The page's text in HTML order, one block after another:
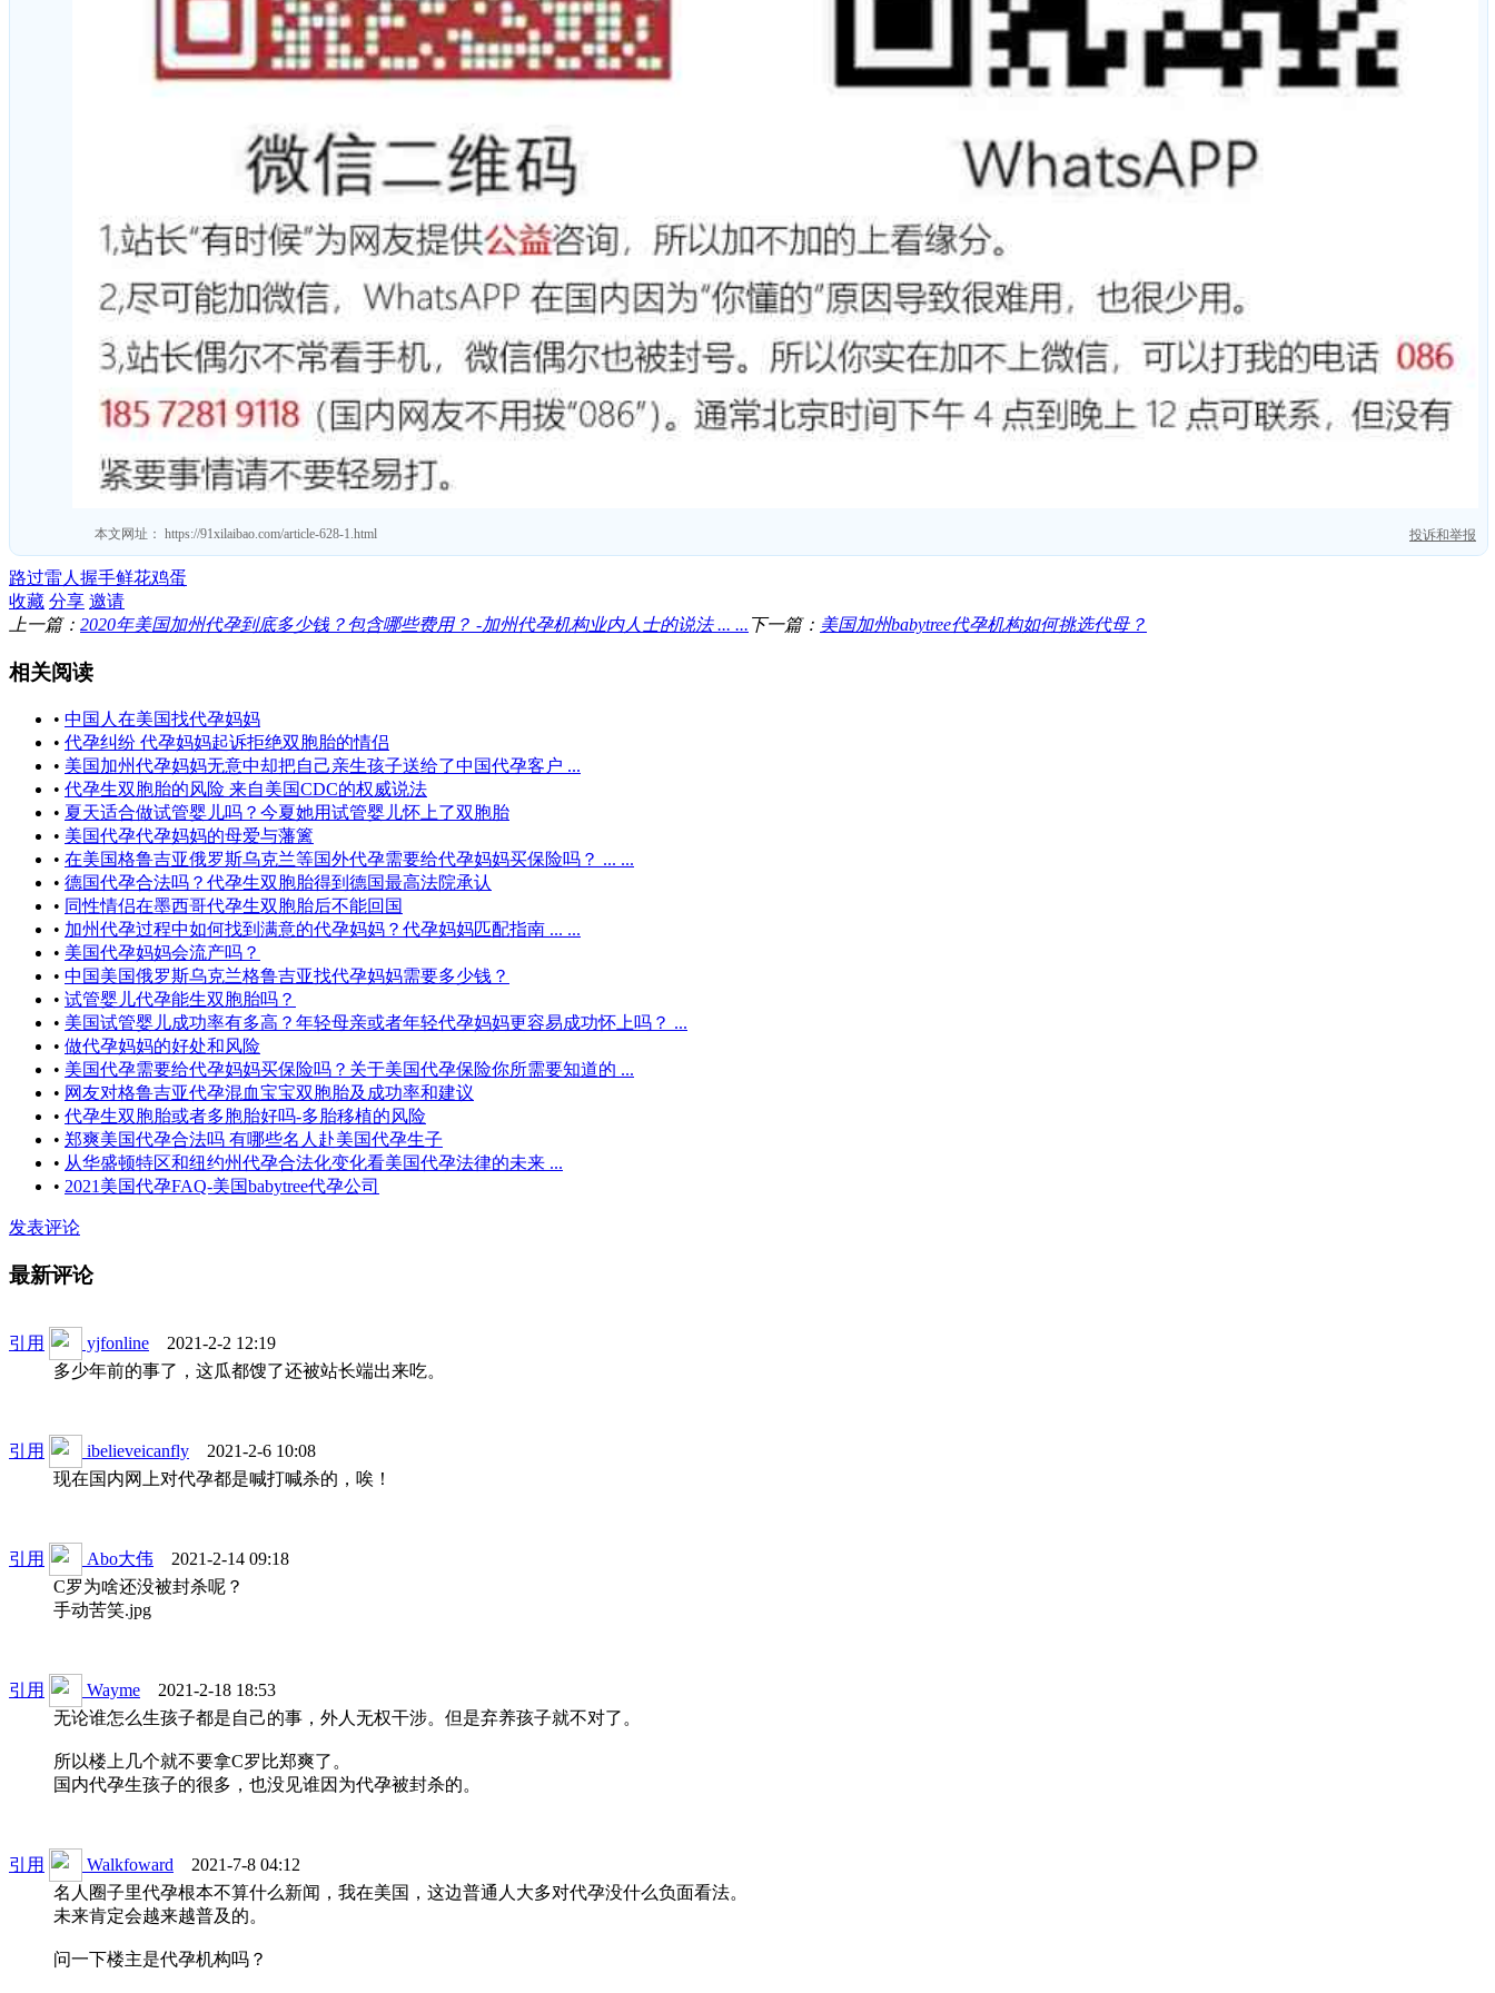
本文网址： https://91xilaibao.com/article-628-1.html 投诉和举报
路过雷人握手鲜花鸡蛋
收藏 分享 邀请
上一篇： 2020年美国加州代孕到底多少钱？包含哪些费用？ -加州代孕机构业内人士的说法 ... ... 下一篇： 美国加州babytree代孕机构如何挑选代母？
相关阅读
• 中国人在美国找代孕妈妈
• 代孕纠纷 代孕妈妈起诉拒绝双胞胎的情侣
• 美国加州代孕妈妈无意中却把自己亲生孩子送给了中国代孕客户 ...
• 代孕生双胞胎的风险 来自美国CDC的权威说法
• 夏天适合做试管婴儿吗？今夏她用试管婴儿怀上了双胞胎
• 美国代孕代孕妈妈的母爱与藩篱
• 在美国格鲁吉亚俄罗斯乌克兰等国外代孕需要给代孕妈妈买保险吗？ ... ...
• 德国代孕合法吗？代孕生双胞胎得到德国最高法院承认
• 同性情侣在墨西哥代孕生双胞胎后不能回国
• 加州代孕过程中如何找到满意的代孕妈妈？代孕妈妈匹配指南 ... ...
• 美国代孕妈妈会流产吗？
• 中国美国俄罗斯乌克兰格鲁吉亚找代孕妈妈需要多少钱？
• 试管婴儿代孕能生双胞胎吗？
• 美国试管婴儿成功率有多高？年轻母亲或者年轻代孕妈妈更容易成功怀上吗？ ...
• 做代孕妈妈的好处和风险
• 美国代孕需要给代孕妈妈买保险吗？关于美国代孕保险你所需要知道的 ...
• 网友对格鲁吉亚代孕混血宝宝双胞胎及成功率和建议
• 代孕生双胞胎或者多胞胎好吗-多胎移植的风险
• 郑爽美国代孕合法吗 有哪些名人赴美国代孕生子
• 从华盛顿特区和纽约州代孕合法化变化看美国代孕法律的未来 ...
• 2021美国代孕FAQ-美国babytree代孕公司
发表评论
最新评论
引用 yjfonline
2021-2-2 12:19
多少年前的事了，这瓜都馊了还被站长端出来吃。
引用 ibelieveicanfly
2021-2-6 10:08
现在国内网上对代孕都是喊打喊杀的，唉！
引用 Abo大伟
2021-2-14 09:18
C罗为啥还没被封杀呢？
手动苦笑.jpg
引用 Wayme
2021-2-18 18:53
无论谁怎么生孩子都是自己的事，外人无权干涉。但是弃养孩子就不对了。
所以楼上几个就不要拿C罗比郑爽了。
国内代孕生孩子的很多，也没见谁因为代孕被封杀的。
引用 Walkfoward
2021-7-8 04:12
名人圈子里代孕根本不算什么新闻，我在美国，这边普通人大多对代孕没什么负面看法。
未来肯定会越来越普及的。
问一下楼主是代孕机构吗？